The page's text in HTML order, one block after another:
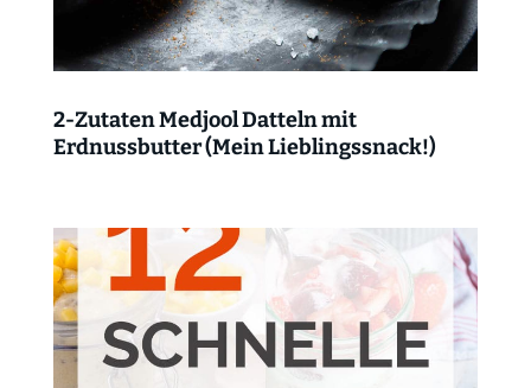
2-Zutaten Medjool Datteln mit
Erdnussbutter (Mein Lieblingssnack!)